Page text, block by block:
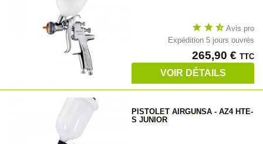
star star star_half Avis pro
Expédition 5 jours ouvrés
Prix
265,90 € TTC
VOIR DÉTAILS
PISTOLET AIRGUNSA - AZ4 HTE-
S JUNIOR